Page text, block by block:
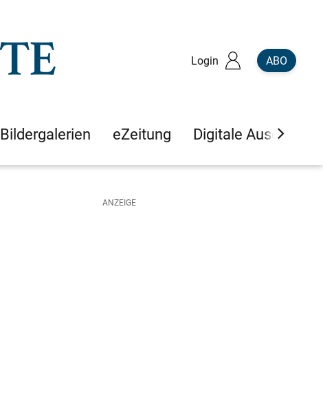
Login ABO
Bildergalerien eZeitung Digitale Ausgaben